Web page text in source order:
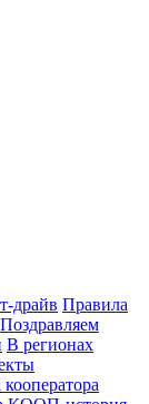
драйв Правила
Поздравляем
В регионах